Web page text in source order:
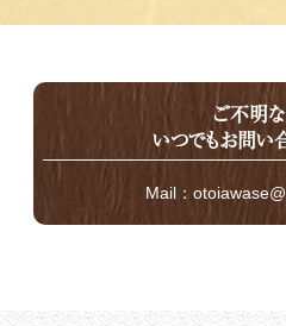
ご不明
いつでもお問い
Mail：